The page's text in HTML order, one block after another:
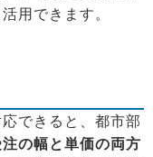
用できます。
できると、都市部
注の幅と単価の両方